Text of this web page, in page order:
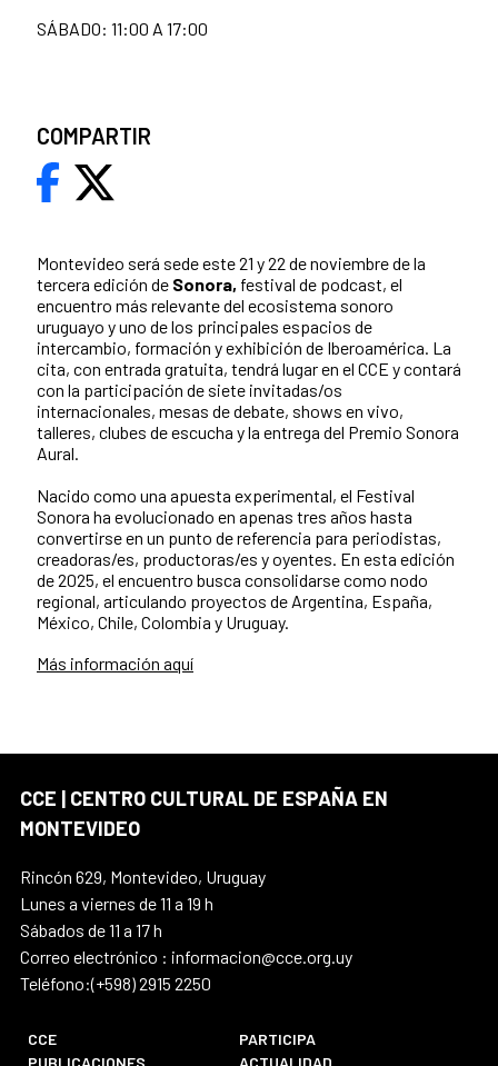
Montevideo será sede este 21 y 22 de noviembre de la
tercera edición de Sonora, festival de podcast, el
encuentro más relevante del ecosistema sonoro
uruguayo y uno de los principales espacios de
intercambio, formación y exhibición de Iberoamérica. La
cita, con entrada gratuita, tendrá lugar en el CCE y contará
con la participación de siete invitadas/os
internacionales, mesas de debate, shows en vivo,
talleres, clubes de escucha y la entrega del Premio Sonora
Aural.
Nacido como una apuesta experimental, el Festival
Sonora ha evolucionado en apenas tres años hasta
convertirse en un punto de referencia para periodistas,
creadoras/es, productoras/es y oyentes. En esta edición
de 2025, el encuentro busca consolidarse como nodo
regional, articulando proyectos de Argentina, España,
México, Chile, Colombia y Uruguay.
Más información aquí
SÁBADO: 11:00 A 17:00
COMPARTIR
CCE | CENTRO CULTURAL DE ESPAÑA EN
MONTEVIDEO
Rincón 629, Montevideo, Uruguay
Lunes a viernes de 11 a 19 h
Sábados de 11 a 17 h
Correo electrónico : informacion@cce.org.uy
Teléfono:(+598) 2915 2250
CCE
PARTICIPA